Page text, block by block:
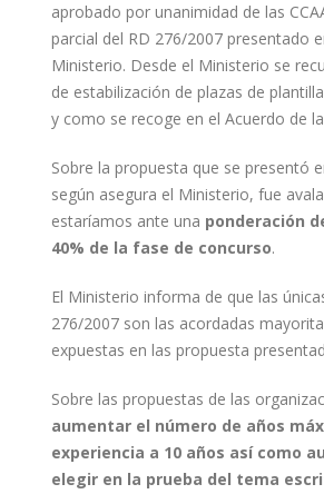
aprobado por unanimidad de las
parcial del RD 276/2007 presentado
Ministerio. Desde el Ministerio se
de estabilización de plazas de
y como se recoge en el Acuerdo de
Sobre la propuesta que se presentó
según asegura el Ministerio, fue
estaríamos ante una ponderación
40% de la fase de concurso.
El Ministerio informa de que las
276/2007 son las acordadas
expuestas en las propuesta
Sobre las propuestas de las
aumentar el número de años
experiencia a 10 años así como
elegir en la prueba del tema